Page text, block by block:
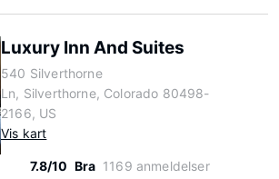
Luxury Inn And Suites
540 Silverthorne
Ln, Silverthorne, Colorado 80498-
2166, US
Vis kart
7.8/10 Bra 1169 anmeldelser